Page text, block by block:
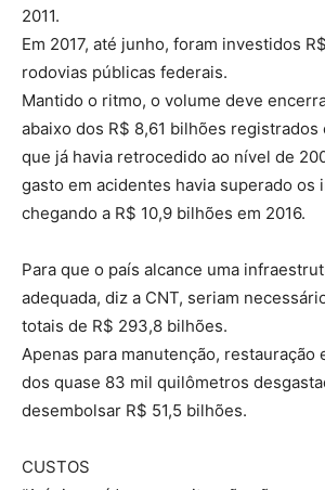
2011.
Em 2017, até junho, foram investidos
rodovias públicas federais.
Mantido o ritmo, o volume deve
abaixo dos R$ 8,61 bilhões registrados
que já havia retrocedido ao nível de
gasto em acidentes havia superado os
chegando a R$ 10,9 bilhões em 2016.
Para que o país alcance uma
adequada, diz a CNT, seriam
totais de R$ 293,8 bilhões.
Apenas para manutenção, restauração
dos quase 83 mil quilômetros
desembolsar R$ 51,5 bilhões.
CUSTOS